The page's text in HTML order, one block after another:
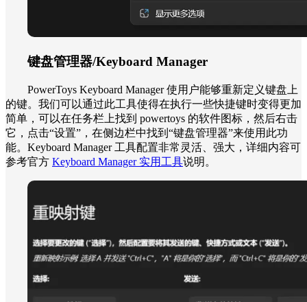
键盘管理器/Keyboard Manager
PowerToys Keyboard Manager 使用户能够重新定义键盘上
的键。我们可以通过此工具使得在执行一些快捷键时变得更加
简单，可以在任务栏上找到 powertoys 的软件图标，然后右击
它，点击“设置”，在侧边栏中找到“键盘管理器”来使用此功
能。Keyboard Manager 工具配置非常灵活、强大，详细内容可
参考官方 Keyboard Manager 实用工具说明。